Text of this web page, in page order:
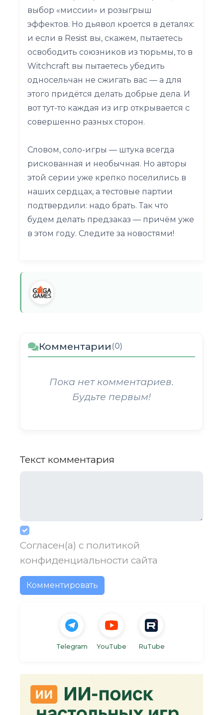
выбор «миссии» и розыгрыш
эффектов. Но дьявол кроется в деталях:
и если в Resist вы, скажем, пытаетесь
освободить союзников из тюрьмы, то в
Witchcraft вы пытаетесь убедить
односельчан не сжигать вас — а для
этого придётся делать добрые дела. И
вот тут-то каждая из игр открывается с
совершенно разных сторон.
Словом, соло-игры — штука всегда
рискованная и необычная. Но авторы
этой серии уже крепко поселились в
наших сердцах, а тестовые партии
подтвердили: надо брать. Так что
будем делать предзаказ — причём уже
в этом году. Следите за новостями!
Комментарии (0)
Пока нет комментариев.
Будьте первым!
Текст комментария
Согласен(а) с политикой
конфиденциальности сайта
Комментировать
Telegram YouTube RuTube